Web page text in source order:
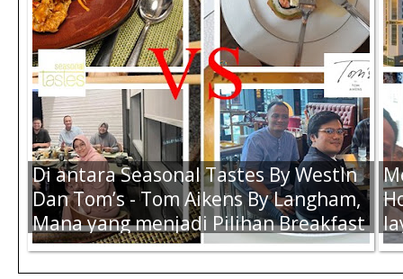
Air Amanah 330ml (1 Dus) -
Rp.57.000,-
Di antara Seasonal Tastes By WestIn
Dan Tom’s - Tom Aikens By Langham,
Mana yang menjadi Pilihan Breakfast
Terbaik Kamu Saat di Jakarta ?